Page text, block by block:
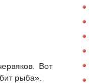
Вот
рыба».